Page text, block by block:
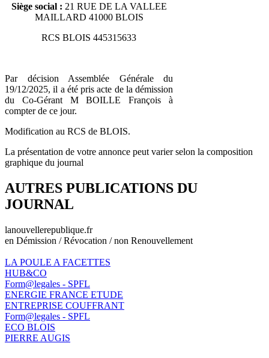
Siège social : 21 RUE DE LA VALLEE
MAILLARD 41000 BLOIS
RCS BLOIS 445315633
Par décision Assemblée Générale du
19/12/2025, il a été pris acte de la démission
du Co-Gérant M BOILLE François à
compter de ce jour.
Modification au RCS de BLOIS.
La présentation de votre annonce peut varier selon la composition
graphique du journal
AUTRES PUBLICATIONS DU
JOURNAL
lanouvellerepublique.fr
en Démission / Révocation / non Renouvellement
LA POULE A FACETTES
HUB&CO
Form@legales - SPFL
ENERGIE FRANCE ETUDE
ENTREPRISE COUFFRANT
Form@legales - SPFL
ECO BLOIS
PIERRE AUGIS